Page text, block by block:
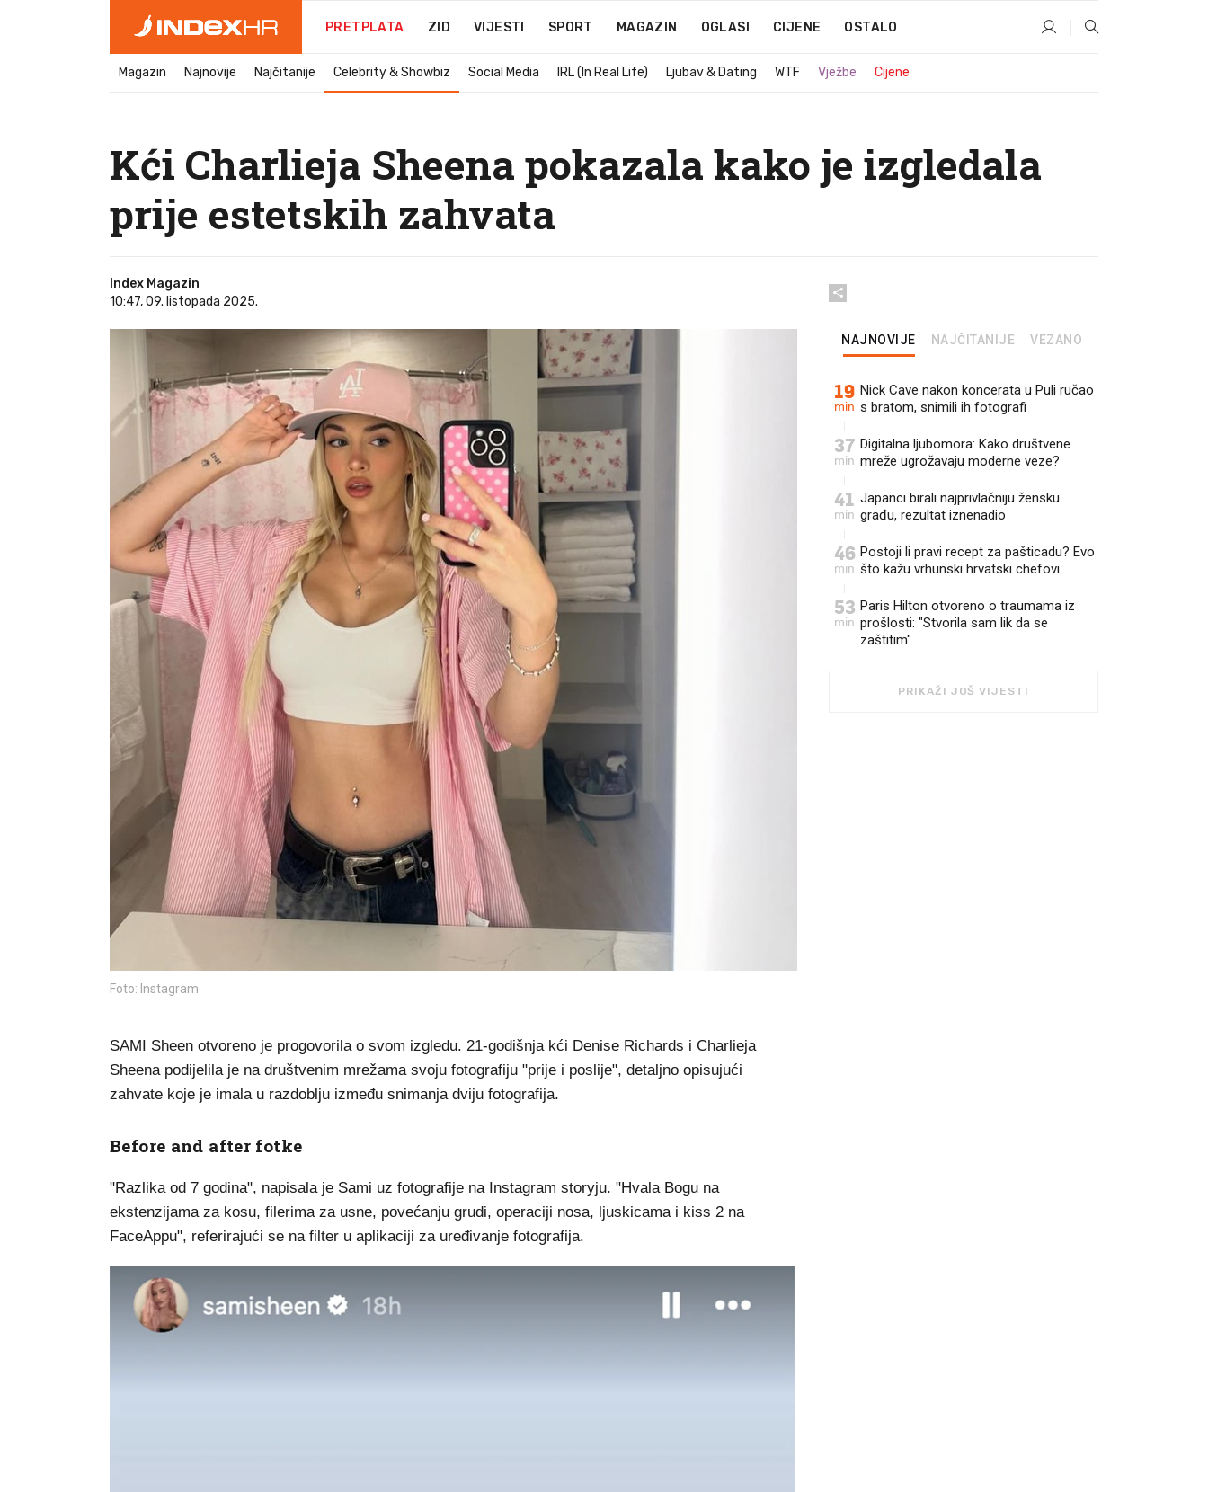
PRETPLATA ZID VIJESTI SPORT MAGAZIN OGLASI CIJENE OSTALO
Magazin Najnovije Najčitanije Celebrity & Showbiz Social Media IRL (In Real Life) Ljubav & Dating WTF Vježbe Cijene
Kći Charlieja Sheena pokazala kako je izgledala
prije estetskih zahvata
Index Magazin
10:47, 09. listopada 2025.
Foto: Instagram
SAMI Sheen otvoreno je progovorila o svom izgledu. 21-godišnja kći Denise Richards i Charlieja
Sheena podijelila je na društvenim mrežama svoju fotografiju "prije i poslije", detaljno opisujući
zahvate koje je imala u razdoblju između snimanja dviju fotografija.
Before and after fotke
"Razlika od 7 godina", napisala je Sami uz fotografije na Instagram storyju. "Hvala Bogu na
ekstenzijama za kosu, filerima za usne, povećanju grudi, operaciji nosa, ljuskicama i kiss 2 na
FaceAppu", referirajući se na filter u aplikaciji za uređivanje fotografija.
NAJNOVIJE NAJČITANIJE VEZANO
19
min
Nick Cave nakon koncerata u Puli ručao
s bratom, snimili ih fotografi
37
min
Digitalna ljubomora: Kako društvene
mreže ugrožavaju moderne veze?
41
min
Japanci birali najprivlačniju žensku
građu, rezultat iznenadio
46
min
Postoji li pravi recept za pašticadu? Evo
što kažu vrhunski hrvatski chefovi
53
min
Paris Hilton otvoreno o traumama iz
prošlosti: "Stvorila sam lik da se
zaštitim"
PRIKAŽI JOŠ VIJESTI